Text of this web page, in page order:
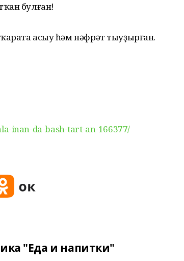
булған!
асыу һәм нәфрәт тыуҙырған.
inan-da-bash-tart-an-166377/
"Еда и напитки"